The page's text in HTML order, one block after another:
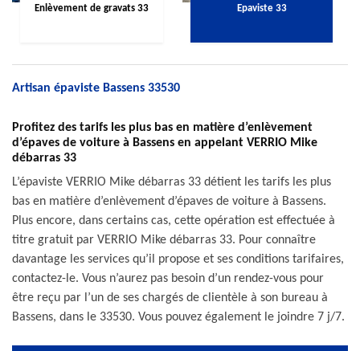
Enlèvement de gravats 33 Epaviste 33
Artisan épaviste Bassens 33530
Profitez des tarifs les plus bas en matière d’enlèvement
d’épaves de voiture à Bassens en appelant VERRIO Mike
débarras 33
L’épaviste VERRIO Mike débarras 33 détient les tarifs les plus
bas en matière d’enlèvement d’épaves de voiture à Bassens.
Plus encore, dans certains cas, cette opération est effectuée à
titre gratuit par VERRIO Mike débarras 33. Pour connaître
davantage les services qu’il propose et ses conditions tarifaires,
contactez-le. Vous n’aurez pas besoin d’un rendez-vous pour
être reçu par l’un de ses chargés de clientèle à son bureau à
Bassens, dans le 33530. Vous pouvez également le joindre 7 j/7.